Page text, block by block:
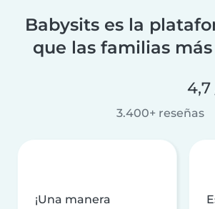
Babysits es la
que las familias
4,7
3.400+ reseñas
¡Una manera